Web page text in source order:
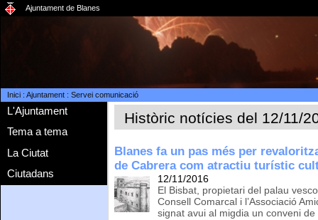
Ajuntament de Blanes
Inici: Ajuntament: Servei comunicació
L'Ajuntament
Tema a tema
La Ciutat
Ciutadans
Històric notícies del 12/11/
Blanes fa un pas més per
de Cabrera com atractiu turístic
12/11/2016
El Bisbat, propietari del palau
Consell Comarcal i l’Associació
signat avui al migdia un conveni de